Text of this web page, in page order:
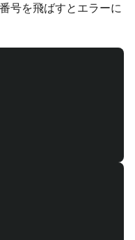
号を飛ばすとエラーに